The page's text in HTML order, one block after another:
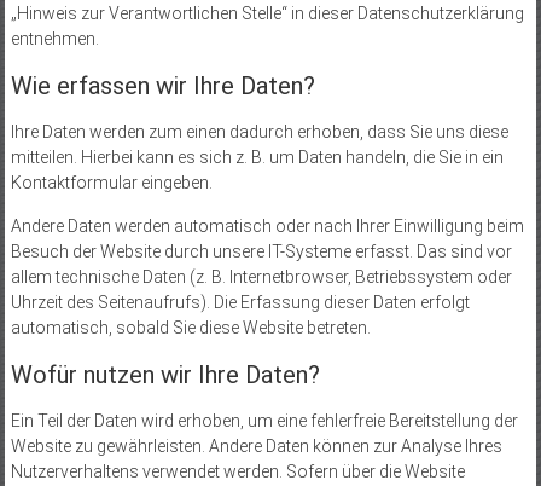
„Hinweis zur Verantwortlichen Stelle“ in dieser Datenschutzerklärung
entnehmen.
Wie erfassen wir Ihre Daten?
Ihre Daten werden zum einen dadurch erhoben, dass Sie uns diese
mitteilen. Hierbei kann es sich z. B. um Daten handeln, die Sie in ein
Kontaktformular eingeben.
Andere Daten werden automatisch oder nach Ihrer Einwilligung beim
Besuch der Website durch unsere IT-Systeme erfasst. Das sind vor
allem technische Daten (z. B. Internetbrowser, Betriebssystem oder
Uhrzeit des Seitenaufrufs). Die Erfassung dieser Daten erfolgt
automatisch, sobald Sie diese Website betreten.
Wofür nutzen wir Ihre Daten?
Ein Teil der Daten wird erhoben, um eine fehlerfreie Bereitstellung der
Website zu gewährleisten. Andere Daten können zur Analyse Ihres
Nutzerverhaltens verwendet werden. Sofern über die Website